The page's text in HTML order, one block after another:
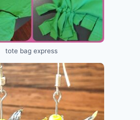
tote bag express